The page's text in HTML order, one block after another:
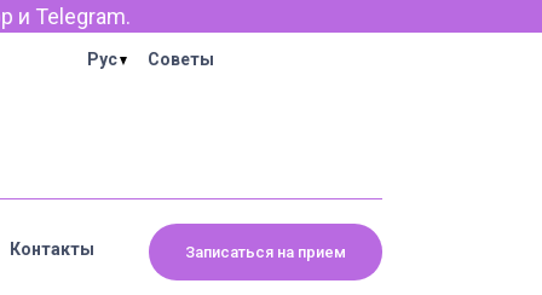
Рус Советы
Контакты Записаться на прием